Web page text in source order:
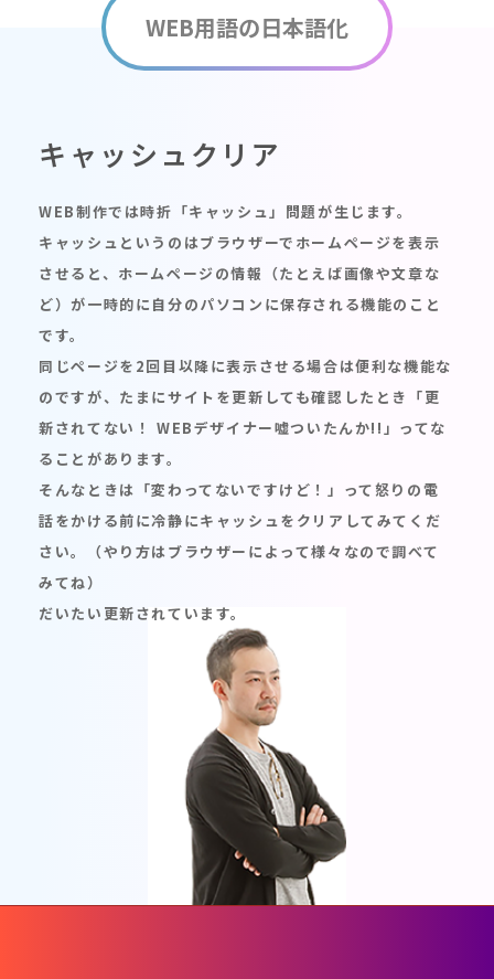
WEB用語の日本語化
キャッシュクリア
WEB制作では時折「キャッシュ」問題が生じます。
キャッシュというのはブラウザーでホームページを表示
させると、ホームページの情報（たとえば画像や文章な
ど）が一時的に自分のパソコンに保存される機能のこと
です。
同じページを2回目以降に表示させる場合は便利な機能な
のですが、たまにサイトを更新しても確認したとき「更
新されてない！ WEBデザイナー嘘ついたんか!!」ってな
ることがあります。
そんなときは「変わってないですけど！」って怒りの電
話をかける前に冷静にキャッシュをクリアしてみてくだ
さい。（やり方はブラウザーによって様々なので調べて
みてね）
だいたい更新されています。